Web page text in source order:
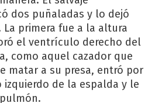
dos puñaladas y lo dejó
primera fue a la altura
el ventrículo derecho del
como aquel cazador que
matar a su presa, entró por
de la espalda y le